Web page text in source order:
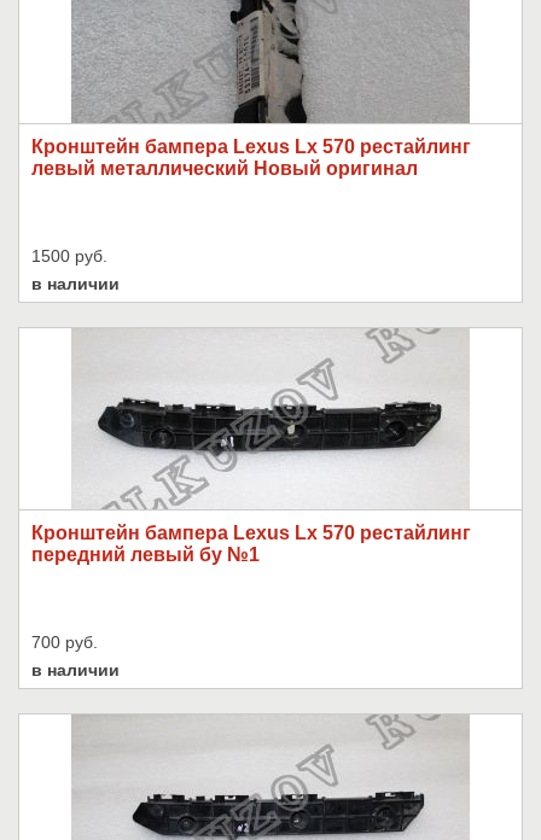
Кронштейн бампера Lexus Lx 570 рестайлинг
левый металлический Новый оригинал
1500 руб.
в наличии
Кронштейн бампера Lexus Lx 570 рестайлинг
передний левый бу №1
700 руб.
в наличии